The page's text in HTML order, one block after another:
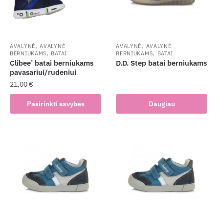
be
chosen
the
product
page
AVALYNĖ,AVALYNĖ
BERNIUKAMS, BATAI
Clibee’ batai berniukams
pavasariui/rudeniui
21,00€
Pasirinkti savybes
product
options
may
AVALYNĖ, AVALYNĖ
BERNIUKAMS, BATAI
D.D. Step batai berniukams
Daugiau